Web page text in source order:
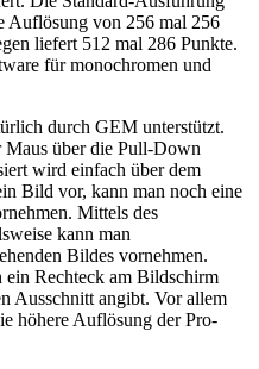
Auflösung von 256 mal 256
liefert 512 mal 286 Punkte.
für monochromen und
durch GEM unterstützt.
über die Pull-Down
wird einfach über dem
Bild vor, kann man noch eine
Mittels des
kann man
Bildes vornehmen.
Rechteck am Bildschirm
Ausschnitt angibt. Vor allem
höhere Auflösung der Pro-